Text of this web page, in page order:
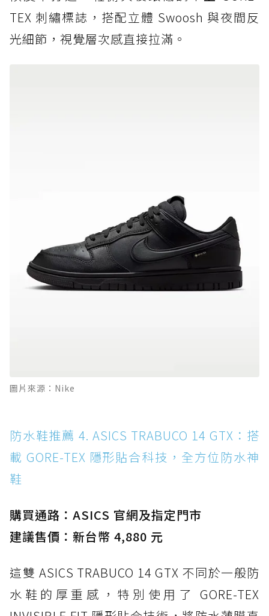
TEX 刺繡標誌，搭配立體 Swoosh 與夜間反
光細節，視覺層次感直接拉滿。
圖片來源：Nike
防水鞋推薦 4. ASICS TRABUCO 14 GTX：搭
載 GORE-TEX 隱形貼合科技，全方位防水神
鞋
購買通路：ASICS 官網及指定門市
建議售價：新台幣 4,880 元
這雙 ASICS TRABUCO 14 GTX 不同於一般防
水鞋的厚重感，特別使用了 GORE-TEX